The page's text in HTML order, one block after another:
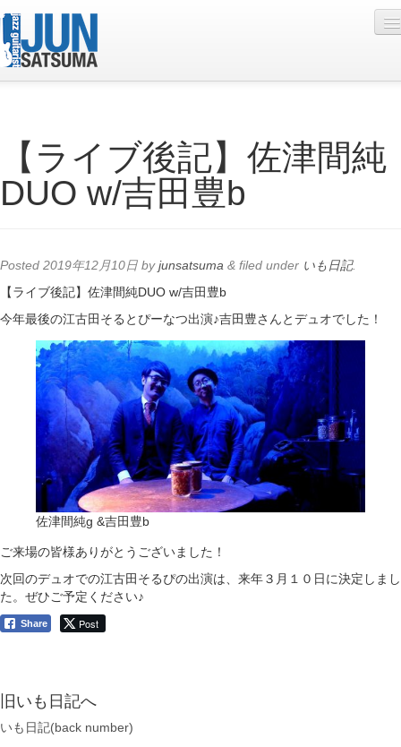
Live Schedule
Discography
Contact
YouTube
Online Lesson
【ライブ後記】佐津間純
DUO w/吉田豊b
Posted 2019年12月10日 byjunsatsuma & filed under いも日記.
【ライブ後記】佐津間純DUO w/吉田豊b
今年最後の江古田そるとぴーなつ出演♪吉田豊さんとデュオでした！
佐津間純g &吉田豊b
ご来場の皆様ありがとうございました！
次回のデュオでの江古田そるぴの出演は、来年３月１０日に決定しまし
た。ぜひご予定ください♪
Share Post
旧いも日記へ
いも日記(back number)